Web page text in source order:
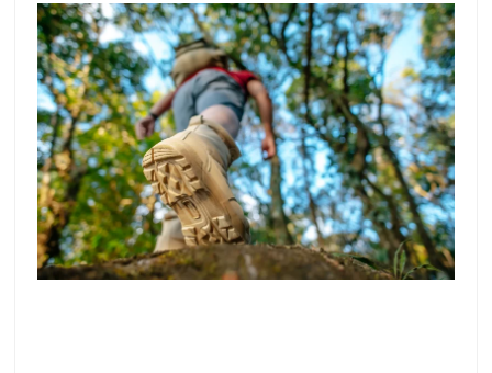
1 de junio de 2026
Junio llega a Mula cargado de planes: visitas
guiadas al patrimonio, conciertos al aire libre,
gastronomía, actividades para familias y una
noche de velas que no te puedes perder. Te
contamos todo lo que puedes hacer este
mes en uno de los rincones más auténticos
de la Región de Murcia.
Leer más >